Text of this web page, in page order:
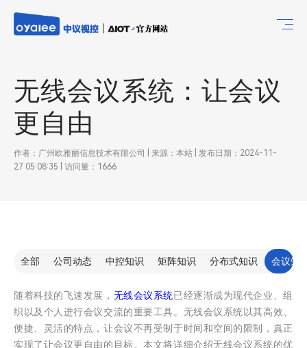
无线会议系统：让会议
更自由
作者：广州欧雅丽信息技术有限公司 | 来源：本站 | 发布日期：2024-11-
27 05:08:35 | 访问量：1666
全部 公司动态 中控知识 矩阵知识 分布式知识 会议知
随着科技的飞速发展， 无线会议系统已经逐渐成为现代企业、组
织以及个人进行会议交流的重要工具。无线会议系统以其高效、
便捷、灵活的特点，让会议不再受制于时间和空间的限制，真正
实现了让会议更自由的目标。本文将详细介绍无线会议系统的优